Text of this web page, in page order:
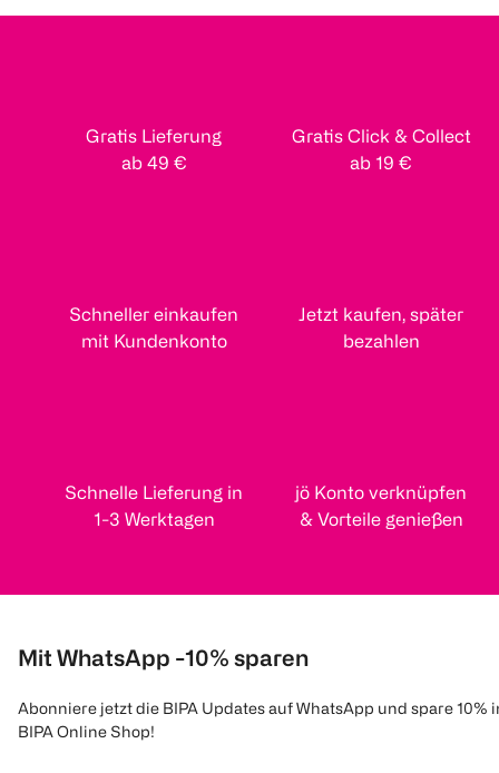
Gratis Lieferung
ab 49 €
Gratis Click & Collect
ab 19 €
Schneller einkaufen
mit Kundenkonto
Jetzt kaufen, später
bezahlen
Schnelle Lieferung in
1-3 Werktagen
jö Konto verknüpfen
& Vorteile genießen
Mit WhatsApp -10% sparen
Abonniere jetzt die BIPA Updates auf WhatsApp und spare 10%
BIPA Online Shop!